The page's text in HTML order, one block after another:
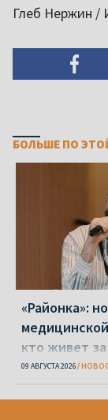
Глеб Нержин /
БОЛЬШЕ ПО
«Районка»:
кто живет
09 АВГУСТА 2026